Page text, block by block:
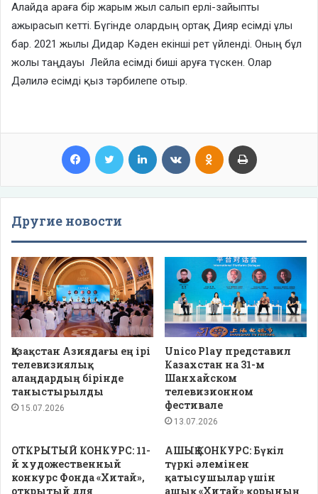
Алайда араға бір жарым жыл салып ерлі-зайыпты
ажырасып кетті. Бүгінде олардың ортақ Дияр есімді ұлы
бар. 2021 жылы Дидар Кәден екінші рет үйленді. Оның бұл
жолы таңдауы Лейла есімді биші аруға түскен. Олар
Дәлилә есімді қыз тәрбилепе отыр.
Facebook Twitter LinkedIn VKontakteOdnoklassniki
Другие новости
Қазақстан Азиядағы ең ірі
телевизиялық
алаңдардың бірінде
таныстырылды
15.07.2026
Unico Play представил
Казахстан на 31-м
Шанхайском
телевизионном
фестивале
13.07.2026
ОТКРЫТЫЙ КОНКУРС: 11-
й художественный
конкурс Фонда «Хитай»,
открытый для
АШЫҚ КОНКУРС: Бүкіл
түркі әлемінен
қатысушылар үшін
ашық «Хитай» қорының